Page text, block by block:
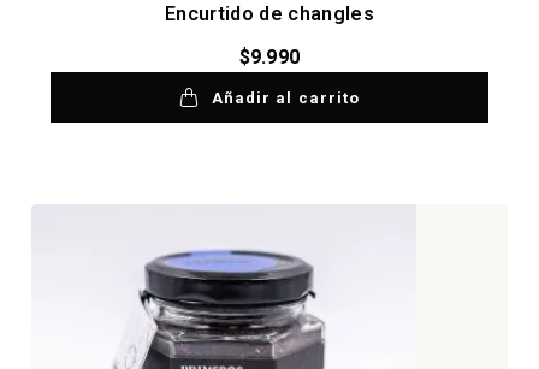
Encurtido de changles
$9.990
Añadir al carrito